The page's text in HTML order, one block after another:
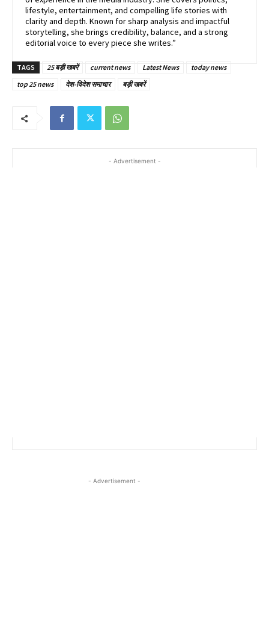
lifestyle, entertainment, and compelling life stories with
clarity and depth. Known for sharp analysis and impactful
storytelling, she brings credibility, balance, and a strong
editorial voice to every piece she writes.”
TAGS 25 बड़ी खबरें current news Latest News
today news
top 25 news
देश-विदेश समाचार बड़ी खबरें
- Advertisement -
- Advertisement -